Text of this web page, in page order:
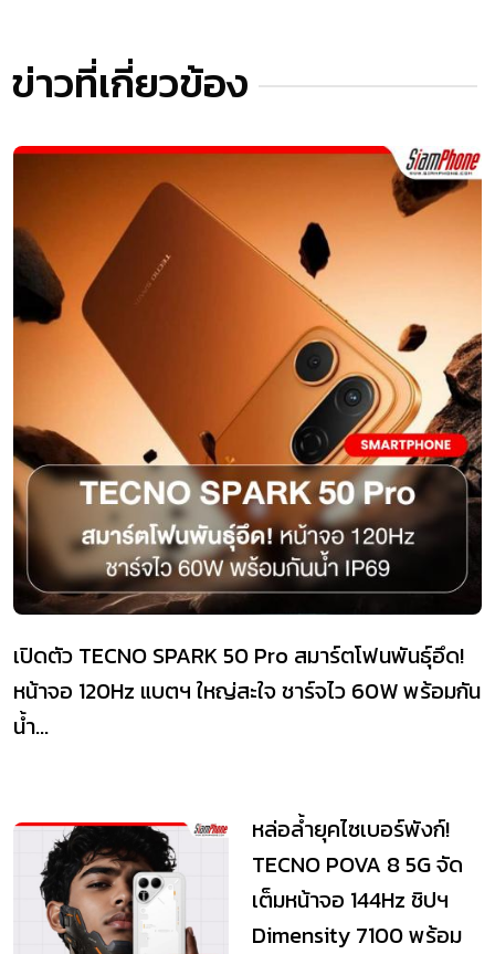
ข่าวที่เกี่ยวข้อง
เปิดตัว TECNO SPARK 50 Pro สมาร์ตโฟนพันธุ์อึด!
หน้าจอ 120Hz แบตฯ ใหญ่สะใจ ชาร์จไว 60W พร้อมกัน
น้ำ...
หล่อล้ำยุคไซเบอร์พังก์!
TECNO POVA 8 5G จัด
เต็มหน้าจอ 144Hz ชิปฯ
Dimensity 7100 พร้อม